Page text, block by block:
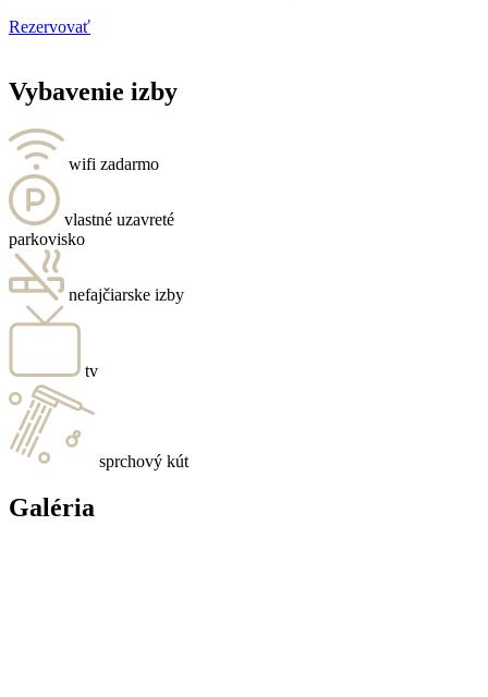
Rezervovať
Vybavenie izby
wifi zadarmo
vlastné uzavreté
parkovisko
nefajčiarske izby
tv
sprchový kút
Galéria